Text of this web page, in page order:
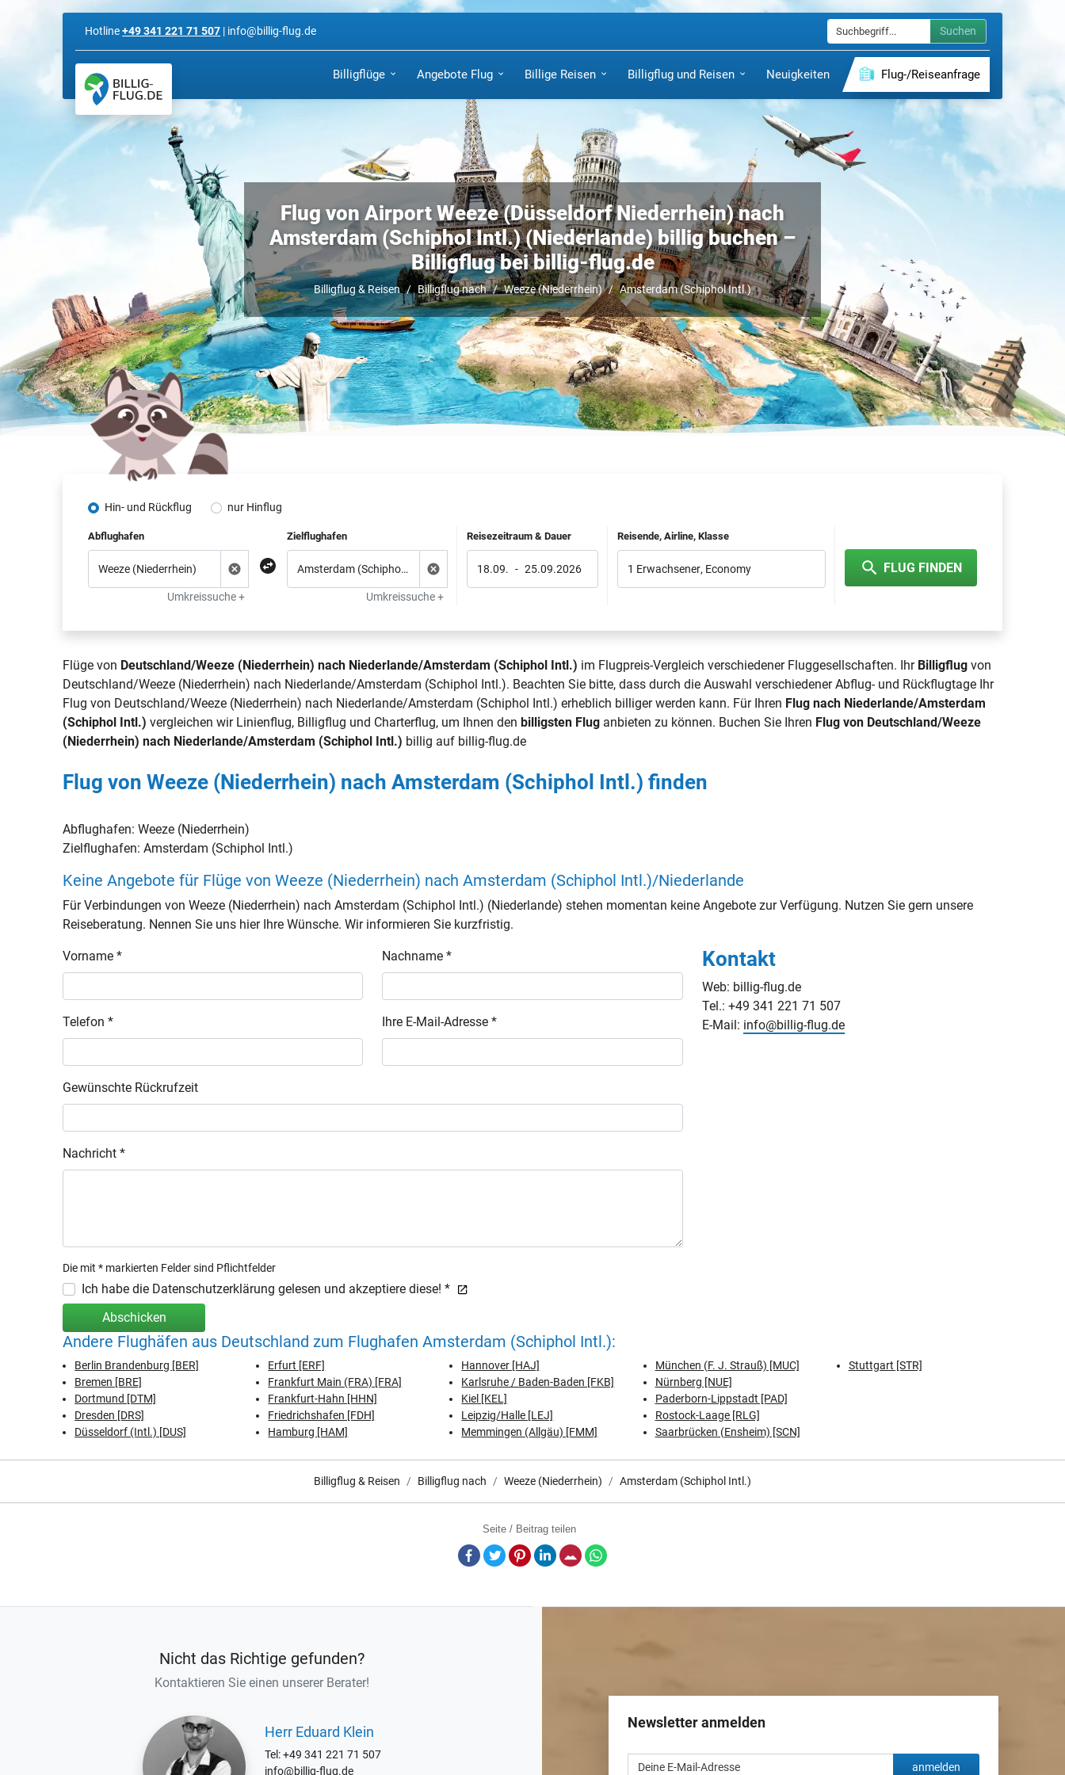
Hotline+49 341 221 71 507 | info@billig-flug.de Suchen
Billigflüge Angebote Flug Billige Reisen Billigflug und Reisen Neuigkeiten Flug-/Reiseanfrage
Flug von Airport Weeze (Düsseldorf Niederrhein) nach
Amsterdam (Schiphol Intl.) (Niederlande) billig buchen –
Billigflug bei billig-flug.de
Billigflug & Reisen Billigflug nach Weeze (Niederrhein) Amsterdam (Schiphol Intl.)
Hin- und Rückflug nur Hinflug
Abflughafen
Umkreissuche +
Zielflughafen
Umkreissuche +
Reisezeitraum & Dauer
18.09. - 25.09.2026
Reisende, Airline, Klasse
1 Erwachsener, Economy FLUG FINDEN
Flüge von Deutschland/Weeze (Niederrhein) nach Niederlande/Amsterdam (Schiphol Intl.) im Flugpreis-Vergleich verschiedener Fluggesellschaften. Ihr Billigflug von
Deutschland/Weeze (Niederrhein) nach Niederlande/Amsterdam (Schiphol Intl.). Beachten Sie bitte, dass durch die Auswahl verschiedener Abflug- und Rückflugtage Ihr
Flug von Deutschland/Weeze (Niederrhein) nach Niederlande/Amsterdam (Schiphol Intl.) erheblich billiger werden kann. Für Ihren Flug nach Niederlande/Amsterdam
(Schiphol Intl.) vergleichen wir Linienflug, Billigflug und Charterflug, um Ihnen denbilligsten Flug anbieten zu können. Buchen Sie Ihren Flug von Deutschland/Weeze
(Niederrhein) nach Niederlande/Amsterdam (Schiphol Intl.) billig auf billig-flug.de
Flug von Weeze (Niederrhein) nach Amsterdam (Schiphol Intl.) finden
Abflughafen:Weeze (Niederrhein)
Zielflughafen:Amsterdam (Schiphol Intl.)
Keine Angebote für Flüge von Weeze (Niederrhein) nach Amsterdam (Schiphol Intl.)/Niederlande
Für Verbindungen von Weeze (Niederrhein) nach Amsterdam (Schiphol Intl.) (Niederlande) stehen momentan keine Angebote zur Verfügung. Nutzen Sie gern unsere
Reiseberatung. Nennen Sie uns hier Ihre Wünsche. Wir informieren Sie kurzfristig.
Vorname * Nachname *
Telefon * Ihre E-Mail-Adresse *
Gewünschte Rückrufzeit
Nachricht *
Die mit * markierten Felder sind Pflichtfelder
Ich habe die Datenschutzerklärung gelesen und akzeptiere diese! *
Abschicken
Kontakt
Web: billig-flug.de
Tel.: +49 341 221 71 507
E-Mail: info@billig-flug.de
Andere Flughäfen aus Deutschland zum Flughafen Amsterdam (Schiphol Intl.):
Berlin Brandenburg [BER]
Bremen [BRE]
Dortmund [DTM]
Dresden [DRS]
Düsseldorf (Intl.) [DUS]
Erfurt [ERF]
Frankfurt Main (FRA) [FRA]
Frankfurt-Hahn [HHN]
Friedrichshafen [FDH]
Hamburg [HAM]
Hannover [HAJ]
Karlsruhe / Baden-Baden [FKB]
Kiel [KEL]
Leipzig/Halle [LEJ]
Memmingen (Allgäu) [FMM]
München (F. J. Strauß) [MUC]
Nürnberg [NUE]
Paderborn-Lippstadt [PAD]
Rostock-Laage [RLG]
Saarbrücken (Ensheim) [SCN]
Stuttgart [STR]
Billigflug & Reisen Billigflug nach Weeze (Niederrhein) Amsterdam (Schiphol Intl.)
Seite / Beitrag teilen
Facebook
TwitterPinterestLinkedInE-Mail
Nicht das Richtige gefunden?
Kontaktieren Sie einen unserer Berater!
Herr Eduard Klein
Tel: +49 341 221 71 507
info@billig-flug.de
Newsletter anmelden
anmelden